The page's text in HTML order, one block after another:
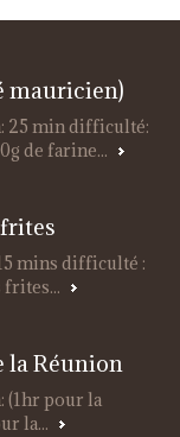
mauricien)
25 min difficulté:
de farine...
mins difficulté :
frites...
la Réunion
(1hr pour la
la...